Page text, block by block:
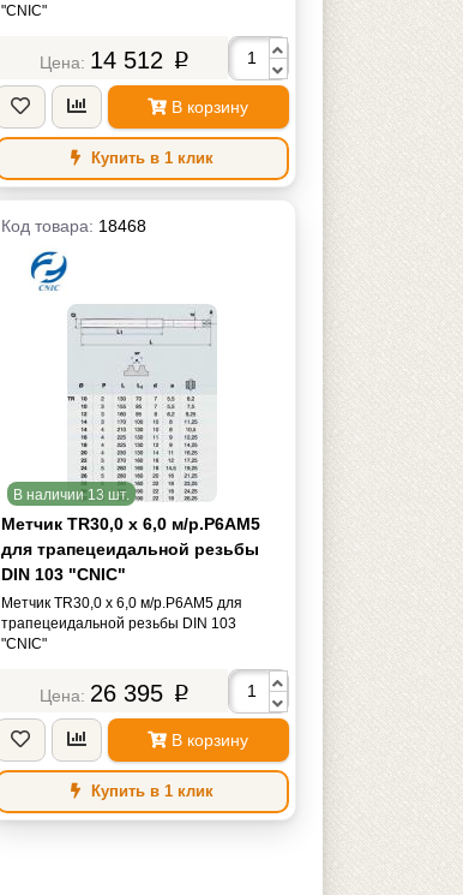
"CNIC"
14 512 p
В корзину
Купить в 1 клик
Код товара: 18468
В наличии 13 шт.
Метчик TR30,0 х 6,0 м/р.Р6АМ5
для трапецеидальной резьбы
DIN 103 "CNIC"
Метчик TR30,0 х 6,0 м/р.Р6АМ5 для
трапецеидальной резьбы DIN 103
"CNIC"
26 395 p
В корзину
Купить в 1 клик